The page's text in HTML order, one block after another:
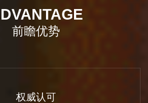
前瞻优势
权威认可